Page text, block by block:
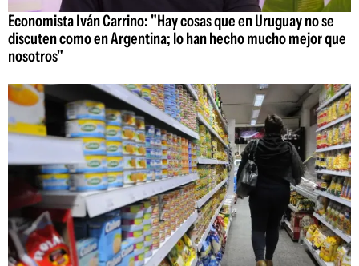
Economista Iván Carrino: "Hay cosas que en Uruguay no se
discuten como en Argentina; lo han hecho mucho mejor que
nosotros"